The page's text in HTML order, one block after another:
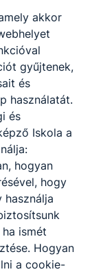
akkor
gyűjtenek,
és
használatát.
és
Iskola a
hogyan
hogy
ismét
Hogyan
a cookie-